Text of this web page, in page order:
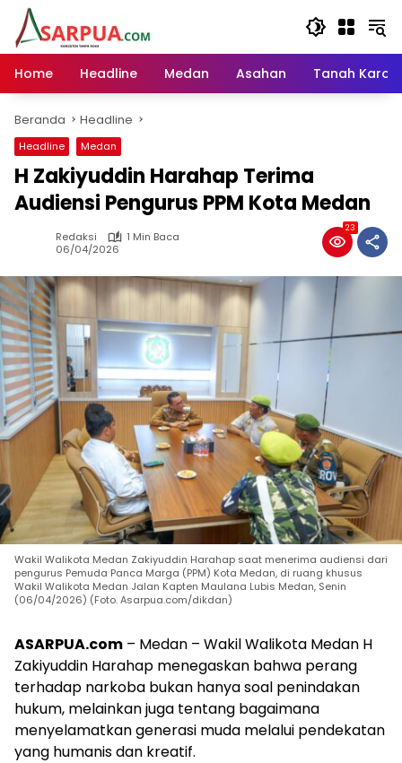
Langsung
konten
Home
Headline Medan Asahan Tanah Karo
Beranda Headline
Headline Medan
H Zakiyuddin Harahap Terima
Audiensi Pengurus PPM Kota Medan
Redaksi
1 Min Baca
06/04/2026
23
Wakil Walikota Medan Zakiyuddin Harahap saat menerima audiensi dari
pengurus Pemuda Panca Marga (PPM) Kota Medan, di ruang khusus
Wakil Walikota Medan Jalan Kapten Maulana Lubis Medan, Senin
(06/04/2026) (Foto. Asarpua.com/dikdan)
ASARPUA.com – Medan – Wakil Walikota Medan H
Zakiyuddin Harahap menegaskan bahwa perang
terhadap narkoba bukan hanya soal penindakan
hukum, melainkan juga tentang bagaimana
menyelamatkan generasi muda melalui pendekatan
yang humanis dan kreatif.